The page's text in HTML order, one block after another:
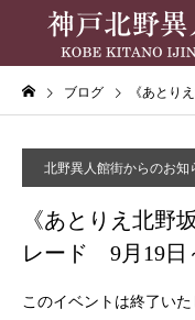
ブログ 《あとりえ
北野異人館街からのお知
《あとりえ北野
レード 9月19日
このイベントは終了いた